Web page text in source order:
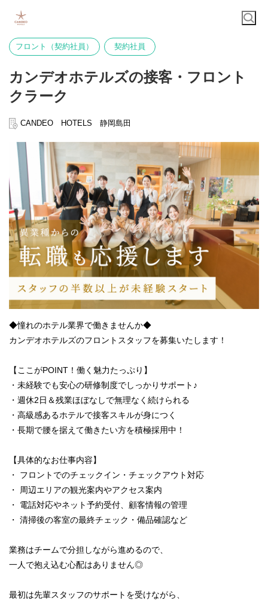
フロント（契約社員） 契約社員
カンデオホテルズの接客・フロント
クラーク
CANDEO HOTELS 静岡島田
◆憧れのホテル業界で働きませんか◆
カンデオホテルズのフロントスタッフを募集いたします！
【ここがPOINT！働く魅力たっぷり】
・未経験でも安心の研修制度でしっかりサポート♪
・週休2日＆残業ほぼなしで無理なく続けられる
・高級感あるホテルで接客スキルが身につく
・長期で腰を据えて働きたい方を積極採用中！
【具体的なお仕事内容】
・ フロントでのチェックイン・チェックアウト対応
・ 周辺エリアの観光案内やアクセス案内
・ 電話対応やネット予約受付、顧客情報の管理
・ 清掃後の客室の最終チェック・備品確認など
業務はチームで分担しながら進めるので、
一人で抱え込む心配はありません◎
最初は先輩スタッフのサポートを受けながら、